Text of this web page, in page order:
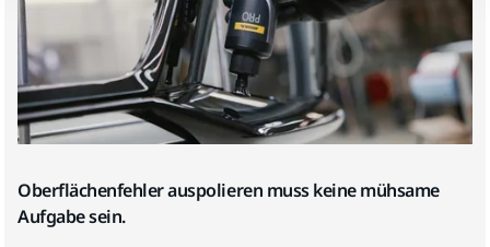
Oberflächenfehler auspolieren muss keine mühsame
Aufgabe sein.